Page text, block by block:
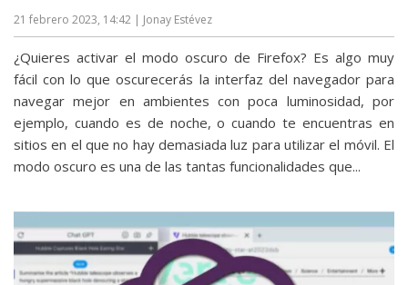
21 febrero 2023, 14:42 | Jonay Estévez
¿Quieres activar el modo oscuro de Firefox? Es algo muy
fácil con lo que oscurecerás la interfaz del navegador para
navegar mejor en ambientes con poca luminosidad, por
ejemplo, cuando es de noche, o cuando te encuentras en
sitios en el que no hay demasiada luz para utilizar el móvil. El
modo oscuro es una de las tantas funcionalidades que...